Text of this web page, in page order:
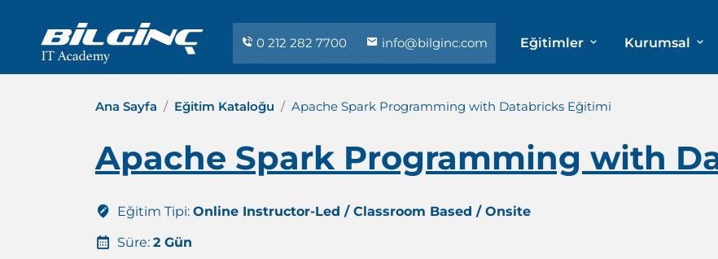
0 212 282 7700 info@bilginc.com Eğitimler Kurumsal
Ana Sayfa Eğitim Kataloğu Apache Spark Programming with Databricks Eğitimi
Apache Spark Programming with
Eğitim Tipi: Online Instructor-Led / Classroom Based / Onsite
Süre: 2 Gün